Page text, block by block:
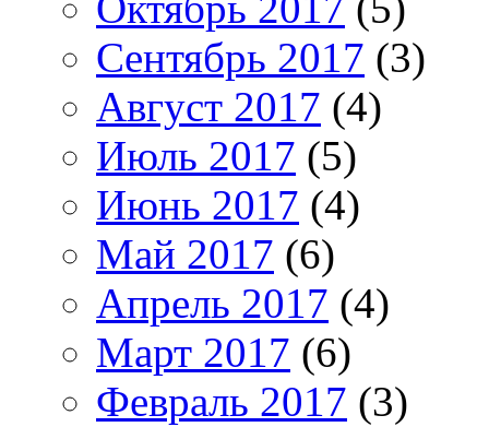
Сентябрь 2017 (3)
Август 2017 (4)
Июль 2017 (5)
Июнь 2017 (4)
Май 2017 (6)
Апрель 2017 (4)
Март 2017 (6)
Февраль 2017 (3)